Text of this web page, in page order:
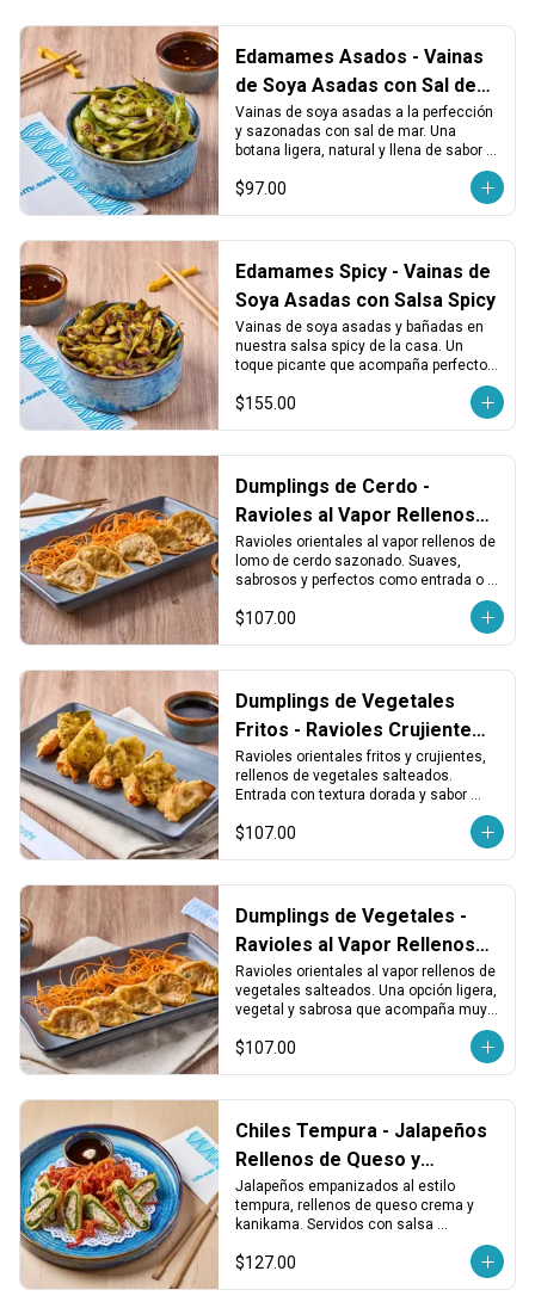
Edamames Asados - Vainas
de Soya Asadas con Sal de
Mar
Vainas de soya asadas a la perfección
y sazonadas con sal de mar. Una
botana ligera, natural y llena de sabor
para abrir el apetito o acompañar tu rollo
favorito.
$97.00
Edamames Spicy - Vainas de
Soya Asadas con Salsa Spicy
Vainas de soya asadas y bañadas en
nuestra salsa spicy de la casa. Un
toque picante que acompaña perfecto
$155.00
Dumplings de Cerdo -
Ravioles al Vapor Rellenos
de Lomo
Ravioles orientales al vapor rellenos de
lomo de cerdo sazonado. Suaves,
sabrosos y perfectos como entrada o
$107.00
Dumplings de Vegetales
Fritos - Ravioles Crujientes
de Vegetales
Ravioles orientales fritos y crujientes,
rellenos de vegetales salteados.
Entrada con textura dorada y sabor
$107.00
Dumplings de Vegetales -
Ravioles al Vapor Rellenos
de Vegetales
Ravioles orientales al vapor rellenos de
vegetales salteados. Una opción ligera,
vegetal y sabrosa que acompaña muy
$107.00
Chiles Tempura - Jalapeños
Rellenos de Queso y
Kanikama
Jalapeños empanizados al estilo
tempura, rellenos de queso crema y
kanikama. Servidos con salsa
sabrosa con un toque picante
$127.00